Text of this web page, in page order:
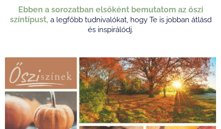
Ebben a sorozatban elsőként bemutatom az őszi
színtípust, a legfőbb tudnivalókat, hogy Te is jobban átlásd
és inspirálódj.